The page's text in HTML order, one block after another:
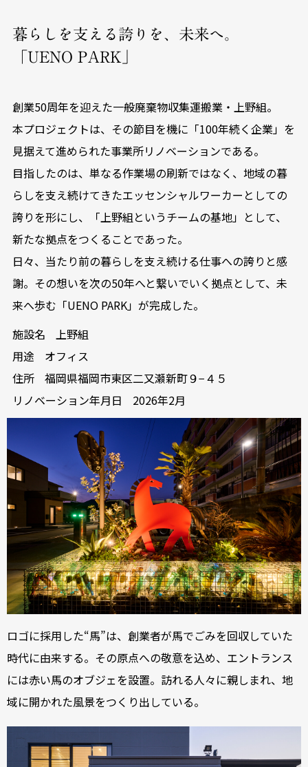
暮らしを支える誇りを、未来へ。
「UENO PARK」
創業50周年を迎えた一般廃棄物収集運搬業・上野組。
本プロジェクトは、その節目を機に「100年続く企業」を
見据えて進められた事業所リノベーションである。
目指したのは、単なる作業場の刷新ではなく、地域の暮
らしを支え続けてきたエッセンシャルワーカーとしての
誇りを形にし、「上野組というチームの基地」として、
新たな拠点をつくることであった。
日々、当たり前の暮らしを支え続ける仕事への誇りと感
謝。その想いを次の50年へと繋いでいく拠点として、未
来へ歩む「UENO PARK」が完成した。
施設名
上野組
用途
オフィス
住所
福岡県福岡市東区二又瀬新町９−４５
リノベーション年月日
2026年2月
ロゴに採用した“馬”は、創業者が馬でごみを回収していた
時代に由来する。その原点への敬意を込め、エントランス
には赤い馬のオブジェを設置。訪れる人々に親しまれ、地
域に開かれた風景をつくり出している。